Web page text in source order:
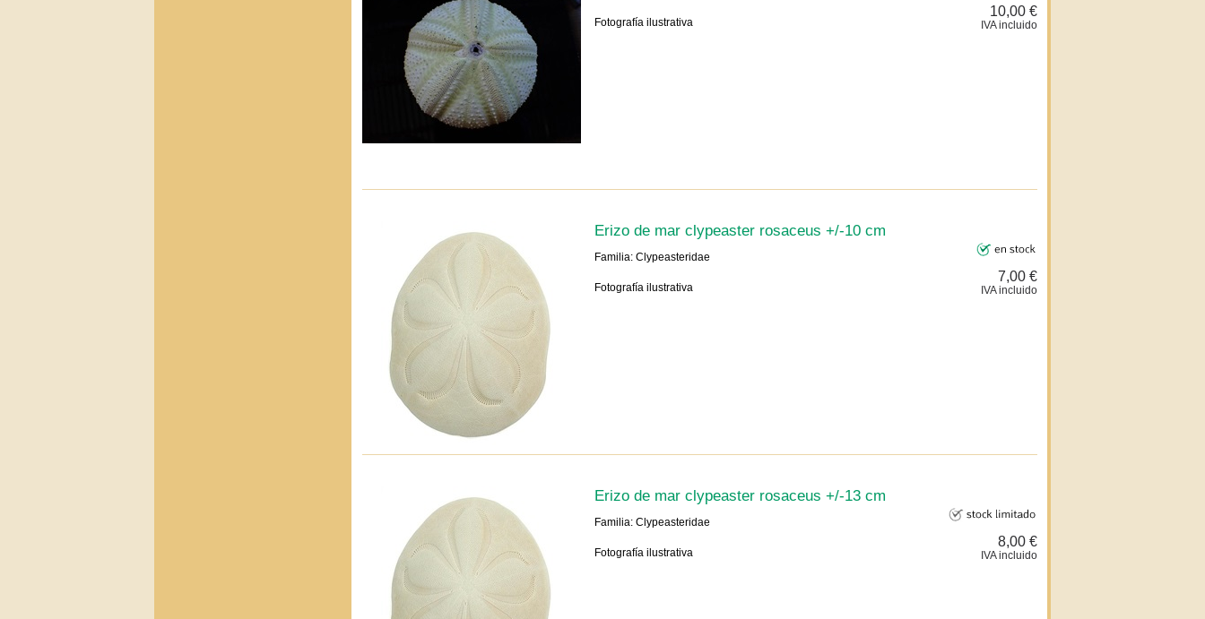
Fotografía ilustrativa
10,00 €
IVA incluido
Erizo de mar clypeaster rosaceus +/-10 cm
Familia: Clypeasteridae
Fotografía ilustrativa
7,00 €
IVA incluido
Erizo de mar clypeaster rosaceus +/-13 cm
Familia: Clypeasteridae
Fotografía ilustrativa
8,00 €
IVA incluido